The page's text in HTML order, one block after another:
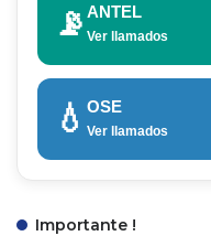
📡 ANTEL
Ver llamados
💧 OSE
Ver llamados
Importante !